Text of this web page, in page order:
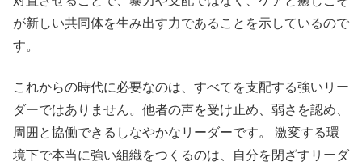
が新しい共同体を生み出す力であることを示しているので
す。
これからの時代に必要なのは、すべてを支配する強いリー
ダーではありません。他者の声を受け止め、弱さを認め、
周囲と協働できるしなやかなリーダーです。 激変する環
境下で本当に強い組織をつくるのは、自分を閉ざすリーダ